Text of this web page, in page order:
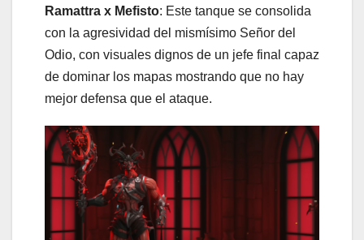
Ramattra x Mefisto: Este tanque se consolida
con la agresividad del mismísimo Señor del
Odio, con visuales dignos de un jefe final capaz
de dominar los mapas mostrando que no hay
mejor defensa que el ataque.